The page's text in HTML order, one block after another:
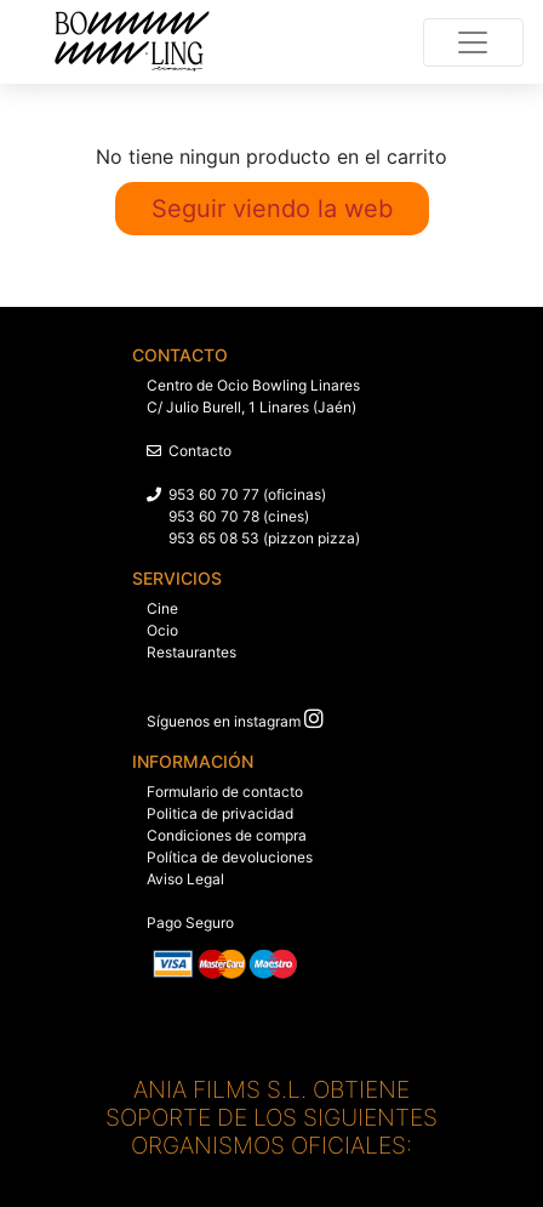
No tiene ningun producto en el carrito
Seguir viendo la web
CONTACTO
Centro de Ocio Bowling Linares
C/ Julio Burell, 1 Linares (Jaén)
Contacto
953 60 70 77 (oficinas)
953 60 70 78 (cines)
953 65 08 53 (pizzon pizza)
SERVICIOS
Cine
Ocio
Restaurantes
Síguenos en instagram
INFORMACIÓN
Formulario de contacto
Politica de privacidad
Condiciones de compra
Política de devoluciones
Aviso Legal
Pago Seguro
ANIA FILMS S.L. OBTIENE
SOPORTE DE LOS SIGUIENTES
ORGANISMOS OFICIALES: